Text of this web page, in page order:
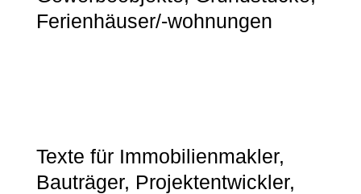
Ferienhäuser/-wohnungen
Texte für Immobilienmakler,
Bauträger, Projektentwickler,